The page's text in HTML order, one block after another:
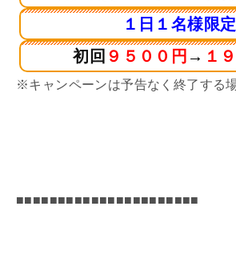
１日１名様限定
初回 ９５００円 → １
※キャンペーンは予告なく終了する
■■■■■■■■■■■■■■■■■■■■■■